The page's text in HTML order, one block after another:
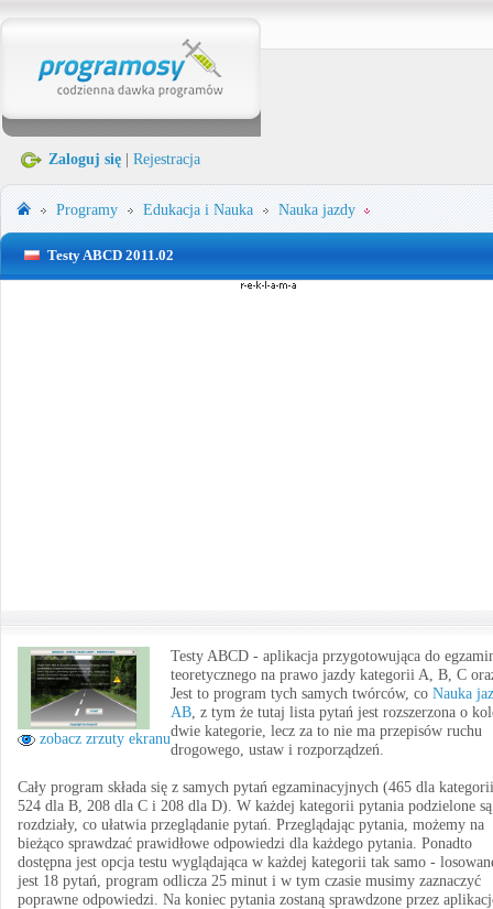
Zaloguj się Rejestracja
Programy Edukacja i Nauka Nauka jazdy
Testy ABCD 2011.02
zobacz zrzuty ekranu
Testy ABCD - aplikacja przygotowująca do
teoretycznego na prawo jazdy kategorii A, B, C
Jest to program tych samych twórców, co Nauka
AB, z tym że tutaj lista pytań jest rozszerzona o
dwie kategorie, lecz za to nie ma przepisów ruchu
drogowego, ustaw i rozporządzeń.
Cały program składa się z samych pytań egzaminacyjnych (465 dla
524 dla B, 208 dla C i 208 dla D). W każdej kategorii pytania podzielone
rozdziały, co ułatwia przeglądanie pytań. Przeglądając pytania, możemy na
bieżąco sprawdzać prawidłowe odpowiedzi dla każdego pytania. Ponadto
dostępna jest opcja testu wyglądająca w każdej kategorii tak samo -
jest 18 pytań, program odlicza 25 minut i w tym czasie musimy zaznaczyć
poprawne odpowiedzi. Na koniec pytania zostaną sprawdzone przez